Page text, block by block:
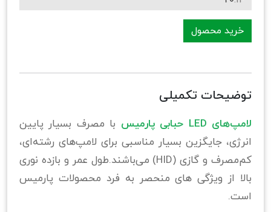
خرید محصول
توضیحات تکمیلی
لامپ‌های LED حبابی پارمیس
با مصرف بسیار پایین
انرژی، جایگزین بسیار مناسبی برای لامپ‌های رشته‌ای،
کم‌مصرف و گازی (HID) می‌باشند.طول عمر و بازده نوری
بالا از ویژگی های منحصر به فرد محصولات پارمیس
است.